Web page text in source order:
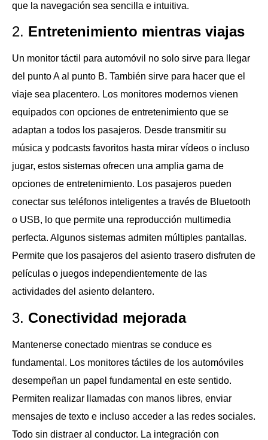
que la navegación sea sencilla e intuitiva.
2. Entretenimiento mientras viajas
Un monitor táctil para automóvil no solo sirve para llegar
del punto A al punto B. También sirve para hacer que el
viaje sea placentero. Los monitores modernos vienen
equipados con opciones de entretenimiento que se
adaptan a todos los pasajeros. Desde transmitir su
música y podcasts favoritos hasta mirar vídeos o incluso
jugar, estos sistemas ofrecen una amplia gama de
opciones de entretenimiento. Los pasajeros pueden
conectar sus teléfonos inteligentes a través de Bluetooth
o USB, lo que permite una reproducción multimedia
perfecta. Algunos sistemas admiten múltiples pantallas.
Permite que los pasajeros del asiento trasero disfruten de
películas o juegos independientemente de las
actividades del asiento delantero.
3. Conectividad mejorada
Mantenerse conectado mientras se conduce es
fundamental. Los monitores táctiles de los automóviles
desempeñan un papel fundamental en este sentido.
Permiten realizar llamadas con manos libres, enviar
mensajes de texto e incluso acceder a las redes sociales.
Todo sin distraer al conductor. La integración con